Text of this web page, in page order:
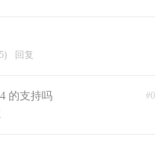
回复
#0
的支持吗